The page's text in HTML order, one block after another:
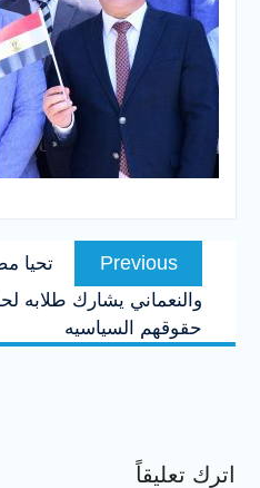
تصفّح
المقالاتPrevious
Previous
post:
تحيا
والنعماني يشارك طلابه
حقوقهم السياسيه
اترك تعليقاً